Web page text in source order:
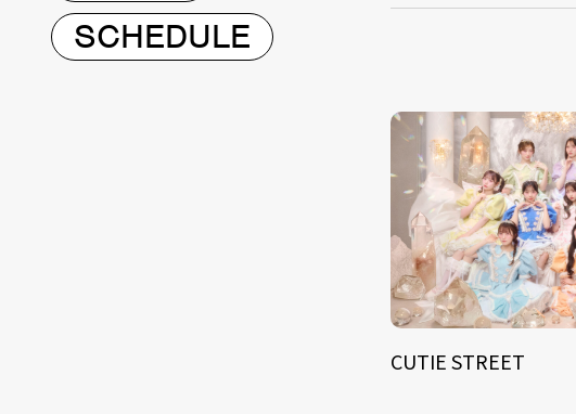
SCHEDULE
CUTIE STREET